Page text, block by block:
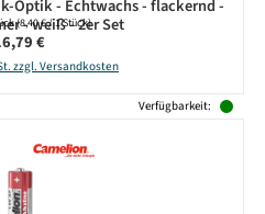
Optik - Echtwachs - flackernd -
- weiß - 2er Set
(8,40 € / 1 Stück)
Preis:
€
zzgl. Versandkosten
Verfügbarkeit: